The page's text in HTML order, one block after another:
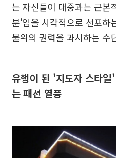
는 자신들이 대중과는 근본
분'임을 시각적으로 선포하
불위의 권력을 과시하는 수
유행이 된 '지도자 스타
는 패션 열풍